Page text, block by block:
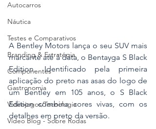
Autocarros
Náutica
Testes e Comparativos
Branding & Estratégia
Componentes
Gastronomia
Videojogos/Tecnologia
Vídeo Blog - Sobre Rodas
A Bentley Motors lança o seu SUV mais
marcante até à data, o Bentayga S Black
Edition. Identificado pela primeira
aplicação do preto nas asas do logo de
um Bentley em 105 anos, o S Black
Edition combina cores vivas, com os
detalhes em preto da versão.